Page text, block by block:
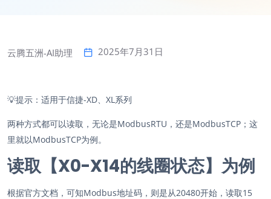
云腾五洲-AI助理 2025年7月31日
💡提示：适用于信捷-XD、XL系列
两种方式都可以读取，无论是ModbusRTU，还是ModbusTCP；这
里就以ModbusTCP为例。
读取【X0-X14的线圈状态】为例
根据官方文档，可知Modbus地址码，则是从20480开始，读取15